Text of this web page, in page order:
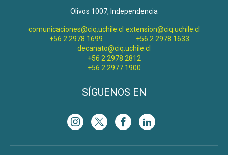
Olivos 1007, Independencia
comunicaciones@ciq.uchile.cl
+56 2 2978 1699
extension@ciq.uchile.cl
+56 2 2978 1633
decanato@ciq.uchile.cl
+56 2 2978 2812
+56 2 2977 1900
SÍGUENOS EN